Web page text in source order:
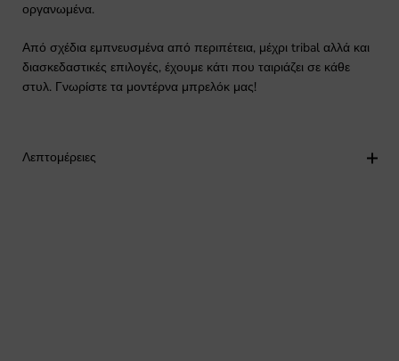
οργανωμένα.
Από σχέδια εμπνευσμένα από περιπέτεια, μέχρι tribal αλλά και
διασκεδαστικές επιλογές, έχουμε κάτι που ταιριάζει σε κάθε
στυλ. Γνωρίστε τα μοντέρνα μπρελόκ μας!
Λεπτομέρειες